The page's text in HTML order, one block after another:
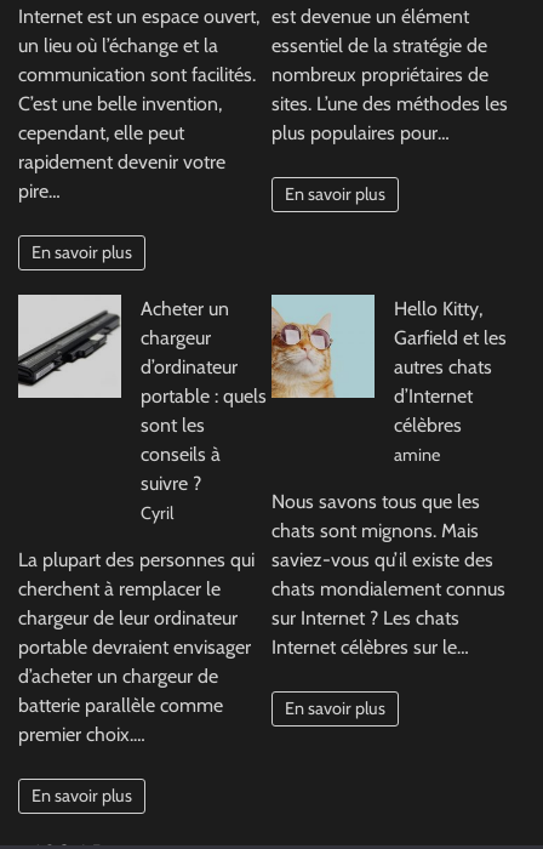
Internet est un espace ouvert,
un lieu où l’échange et la
communication sont facilités.
C’est une belle invention,
cependant, elle peut
rapidement devenir votre
pire…
En savoir plus
est devenue un élément
essentiel de la stratégie de
nombreux propriétaires de
sites. L’une des méthodes les
plus populaires pour…
En savoir plus
Acheter un
chargeur
d’ordinateur
portable : quels
sont les
conseils à
suivre ?
Cyril
La plupart des personnes qui
cherchent à remplacer le
chargeur de leur ordinateur
portable devraient envisager
d’acheter un chargeur de
batterie parallèle comme
premier choix.…
En savoir plus
Hello Kitty,
Garfield et les
autres chats
d’Internet
célèbres
amine
Nous savons tous que les
chats sont mignons. Mais
saviez-vous qu’il existe des
chats mondialement connus
sur Internet ? Les chats
Internet célèbres sur le…
En savoir plus